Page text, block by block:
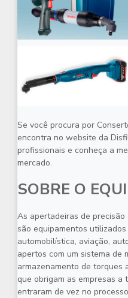
Se você procura por
encontra no website da
profissionais e conheça a
mercado.
SOBRE O
As apertadeiras de
são equipamentos
automobilística, aviação,
apertos com um sistema de
armazenamento de torques
que obrigam as empresas a
entraram de vez no